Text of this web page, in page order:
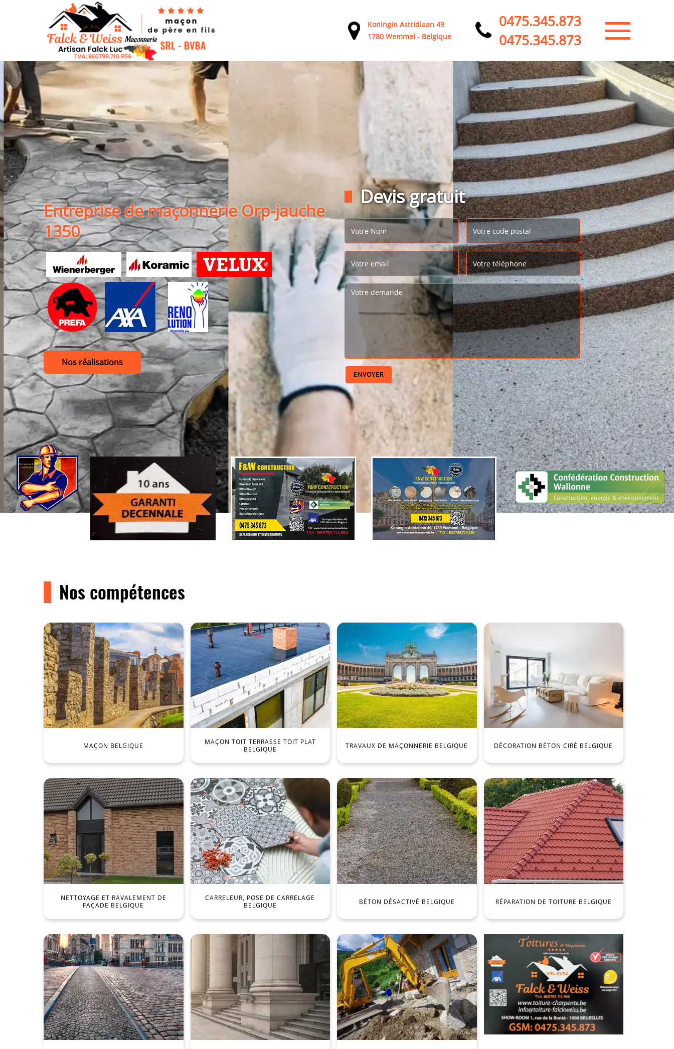
Koningin Astridlaan 49
1780 Wemmel - Belgique
0475.345.873
0475.345.873
Entreprise de maçonnerie Orp-jauche
1350
Nos réalisations
Devis gratuit
Nos compétences
MAÇON BELGIQUE
MAÇON TOIT TERRASSE TOIT PLAT
BELGIQUE
TRAVAUX DE MAÇONNERIE BELGIQUE DÉCORATION BÉTON CIRÉ BELGIQUE
NETTOYAGE ET RAVALEMENT DE
FAÇADE BELGIQUE
CARRELEUR, POSE DE CARRELAGE
BELGIQUE
BÉTON DÉSACTIVÉ BELGIQUE RÉPARATION DE TOITURE BELGIQUE